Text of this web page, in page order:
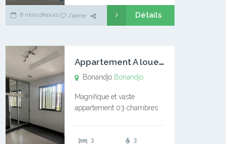
6 mois depuis J'aime Détails
A
ppartement A louer Bonandjo
Bonandjo Bonandjo
Magnifique et vaste
appartement 03 chambres
douches 01 vaste salon 01
3
3